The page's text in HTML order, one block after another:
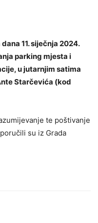
11. siječnja 2024.
parking mjesta i
u jutarnjim satima
Starčevića (kod
te poštivanje
su iz Grada